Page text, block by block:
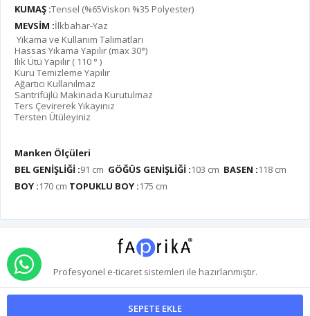
SEPETE EKLE
KUMAŞ :Tensel (%65Viskon %35 Polyester)
MEVSİM :İlkbahar-Yaz
Yıkama ve Kullanım Talimatları
Hassas Yıkama Yapılır (max 30°)
Ilık Ütü Yapılır ( 110 ° )
Kuru Temizleme Yapılır
Ağartıcı Kullanılmaz
Santrifüjlü Makinada Kurutulmaz
Ters Çevirerek Yıkayınız
Tersten Ütüleyiniz
Manken Ölçüleri
BEL GENİŞLİĞİ :91 cm GÖĞÜS GENİŞLİĞİ :103 cm BASEN :118 cm
BOY :170 cm TOPUKLU BOY :175 cm
Profesyonel e-ticaretsistemleri ile hazırlanmıştır.